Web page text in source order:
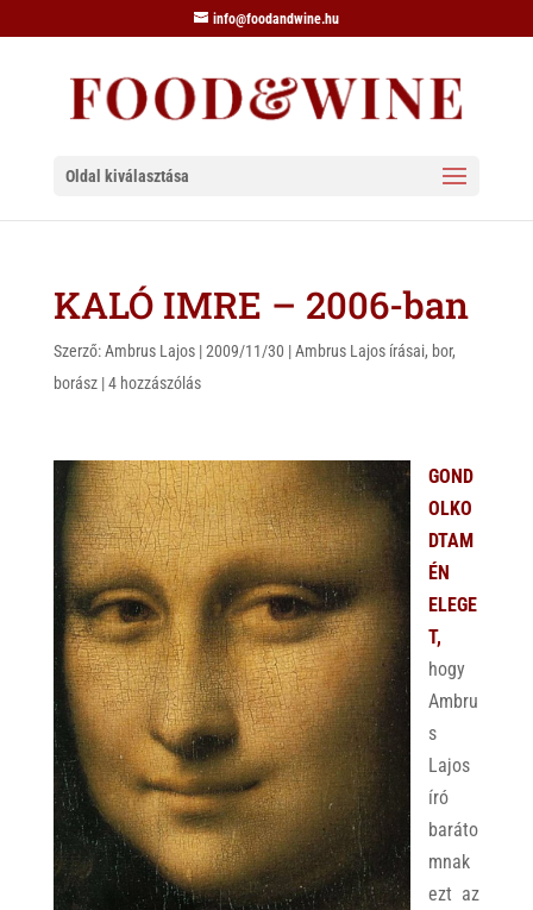
info@foodandwine.hu
Oldal kiválasztása
KALÓ IMRE – 2006-ban
Szerző:Ambrus Lajos|2009/11/30 |Ambrus Lajos írásai, bor,
borász|4 hozzászólás
GOND
OLKO
DTAM
ÉN
ELEGE
T,
hogy
Ambru
s
Lajos
író
baráto
mnak
ezt az